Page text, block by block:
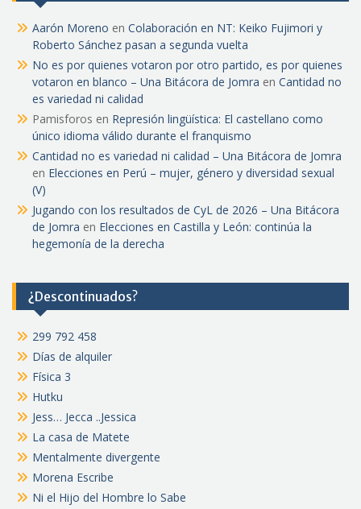
Aarón Moreno en Colaboración en NT: Keiko Fujimori y
Roberto Sánchez pasan a segunda vuelta
No es por quienes votaron por otro partido, es por quienes
votaron en blanco – Una Bitácora de Jomra en Cantidad no
es variedad ni calidad
Pamisforos en Represión lingüística: El castellano como
único idioma válido durante el franquismo
Cantidad no es variedad ni calidad – Una Bitácora de Jomra
en Elecciones en Perú – mujer, género y diversidad sexual
(V)
Jugando con los resultados de CyL de 2026 – Una Bitácora
de Jomra en Elecciones en Castilla y León: continúa la
hegemonía de la derecha
¿Descontinuados?
299 792 458
Días de alquiler
Física 3
Hutku
Jess… Jecca ..Jessica
La casa de Matete
Mentalmente divergente
Morena Escribe
Ni el Hijo del Hombre lo Sabe